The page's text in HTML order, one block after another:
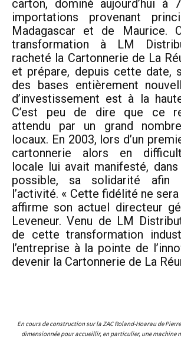
carton, dominé aujourd’hui à
importations provenant
Madagascar et de Maurice.
transformation à LM
racheté la Cartonnerie de La
et prépare, depuis cette date,
des bases entièrement
d’investissement est à la
C’est peu de dire que ce
attendu par un grand
locaux. En 2003, lors d’un
cartonnerie alors en
locale lui avait manifesté,
possible, sa solidarité afin
l’activité. « Cette fidélité ne
affirme son actuel directeur
Leveneur. Venu de LM
de cette transformation
l’entreprise à la pointe de
devenir la Cartonnerie de La
En cours de construction sur la ZAC Roland-Hoarau de
dimensionnée pour accueillir, en particulier, une machine